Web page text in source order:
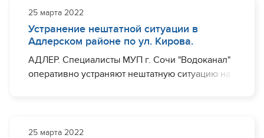
наблюдаться (частично) ул. Енисейская.
Завершить необходимый комплекс работ
планируется до 14:00.
Устранение нештатной ситуации в
Адлерском районе по ул. Кирова.
25 марта 2022
АДЛЕР. Специалисты МУП г. Сочи "Водоканал"
оперативно устраняют нештатную ситуацию на
(частично) ул. Крупской, ул. Кирова.
25 марта 2022